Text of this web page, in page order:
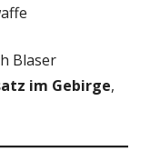
Blaser
im Gebirge,